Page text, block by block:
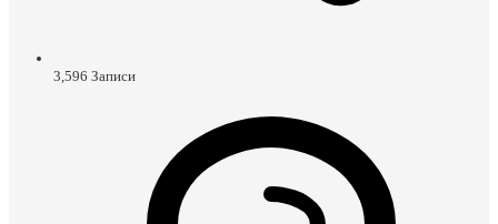
3,596 Записи